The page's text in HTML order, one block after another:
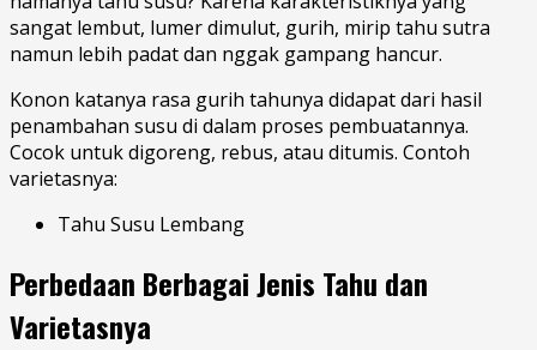
sangat lembut, lumer dimulut, gurih, mirip tahu sutra
namun lebih padat dan nggak gampang hancur.
Konon katanya rasa gurih tahunya didapat dari hasil
penambahan susu di dalam proses pembuatannya.
Cocok untuk digoreng, rebus, atau ditumis. Contoh
varietasnya:
Tahu Susu Lembang
Perbedaan Berbagai Jenis Tahu dan
Varietasnya